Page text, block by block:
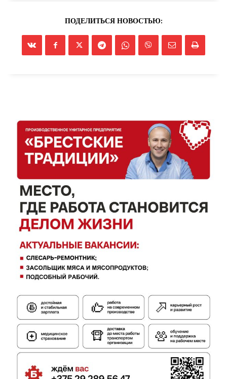
ПОДЕЛИТЬСЯ НОВОСТЬЮ: